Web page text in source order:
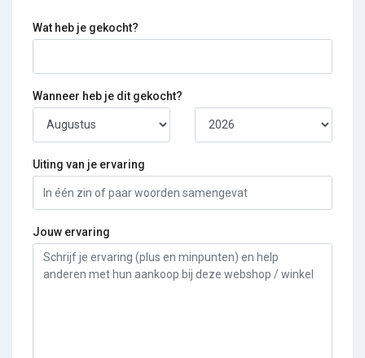
Wat heb je gekocht?
Wanneer heb je dit gekocht?
Uiting van je ervaring
Jouw ervaring